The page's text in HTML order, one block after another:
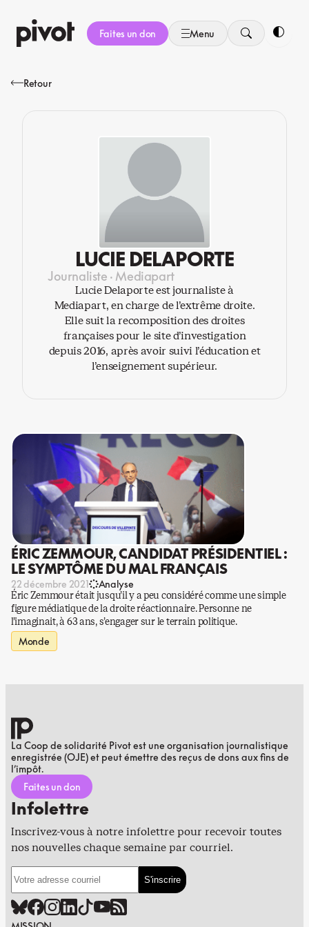
au
contenu
Faites un don Menu
Retour
LUCIE DELAPORTE
Journaliste · Mediapart
Lucie Delaporte est journaliste à
Mediapart, en charge de l’extrême droite.
Elle suit la recomposition des droites
françaises pour le site d’investigation
depuis 2016, après avoir suivi l’éducation et
l’enseignement supérieur.
ÉRIC ZEMMOUR, CANDIDAT PRÉSIDENTIEL :
LE SYMPTÔME DU MAL FRANÇAIS
22 décembre 2021 Analyse
Éric Zemmour était jusqu’il y a peu considéré comme une simple
figure médiatique de la droite réactionnaire. Personne ne
l’imaginait, à 63 ans, s’engager sur le terrain politique.
Monde
La Coop de solidarité Pivot est une organisation journalistique
enregistrée (OJE) et peut émettre des reçus de dons aux fins de
l’impôt.
Faites un don
Infolettre
Inscrivez-vous à notre infolettre pour recevoir toutes
nos nouvelles chaque semaine par courriel.